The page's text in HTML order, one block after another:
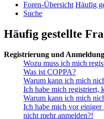
Foren-Übersicht Häufig
Suche
Häufig gestellte
Registrierung und Anmeldung
Wozu muss ich mich
Was ist COPPA?
Warum kann ich mich
Ich habe mich registriert,
Warum kann ich mich
Ich habe mich vor
nicht mehr anmelden?!